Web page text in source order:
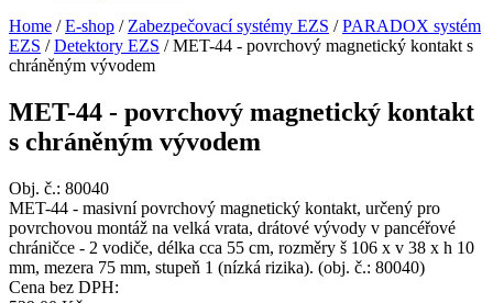
Home / E-shop / Zabezpečovací systémy EZS / PARADOX systém
EZS / Detektory EZS /MET-44 - povrchový magnetický kontakt s
chráněným vývodem
MET-44 - povrchový magnetický kontakt
s chráněným vývodem
Obj. č.: 80040
MET-44 - masivní povrchový magnetický kontakt, určený pro
povrchovou montáž na velká vrata, drátové vývody v pancéřové
chráničce - 2 vodiče, délka cca 55 cm, rozměry š 106 x v 38 x h 10
mm, mezera 75 mm, stupeň 1 (nízká rizika). (obj. č.: 80040)
Cena bez DPH: